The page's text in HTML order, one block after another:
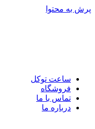
پرش به محتوا
ساعت توکل
فروشگاه
تماس با ما
درباره ما